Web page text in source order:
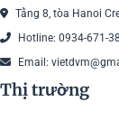
Tầng 8, tòa Hanoi
Hotline: 0934-671-
Email:
Thị trường